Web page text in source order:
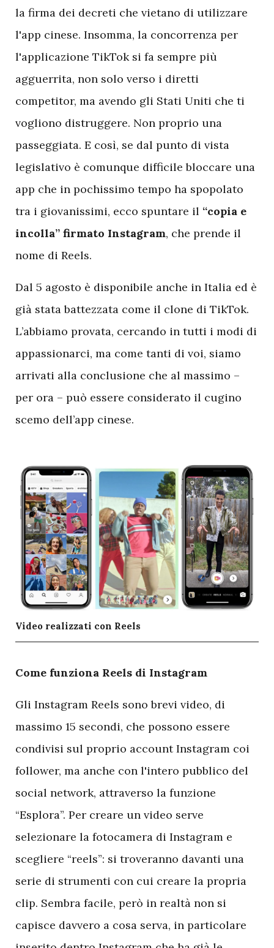
la firma dei decreti che vietano di utilizzare
l'app cinese. Insomma, la concorrenza per
l'applicazione TikTok si fa sempre più
agguerrita, non solo verso i diretti
competitor, ma avendo gli Stati Uniti che ti
vogliono distruggere. Non proprio una
passeggiata. E così, se dal punto di vista
legislativo è comunque difficile bloccare una
app che in pochissimo tempo ha spopolato
tra i giovanissimi, ecco spuntare il “copia e
incolla” firmato Instagram, che prende il
nome di Reels.
Dal 5 agosto è disponibile anche in Italia ed è
già stata battezzata come il clone di TikTok.
L’abbiamo provata, cercando in tutti i modi di
appassionarci, ma come tanti di voi, siamo
arrivati alla conclusione che al massimo –
per ora – può essere considerato il cugino
scemo dell’app cinese.
Video realizzati con Reels
Come funziona Reels di Instagram
Gli Instagram Reels sono brevi video, di
massimo 15 secondi, che possono essere
condivisi sul proprio account Instagram coi
follower, ma anche con l'intero pubblico del
social network, attraverso la funzione
“Esplora”. Per creare un video serve
selezionare la fotocamera di Instagram e
scegliere “reels”: si troveranno davanti una
serie di strumenti con cui creare la propria
clip. Sembra facile, però in realtà non si
capisce davvero a cosa serva, in particolare